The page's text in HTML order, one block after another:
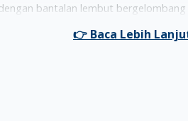
bantalan lembut